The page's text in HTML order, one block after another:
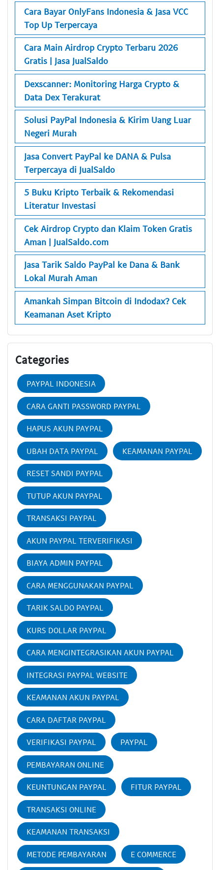
Cara Bayar OnlyFans Indonesia & Jasa VCC
Top Up Terpercaya
Cara Main Airdrop Crypto Terbaru 2026
Gratis | Jasa JualSaldo
Dexscanner: Monitoring Harga Crypto &
Data Dex Terakurat
Solusi PayPal Indonesia & Kirim Uang Luar
Negeri Murah
Jasa Convert PayPal ke DANA & Pulsa
Terpercaya di JualSaldo
5 Buku Kripto Terbaik & Rekomendasi
Literatur Investasi
Cek Airdrop Crypto dan Klaim Token Gratis
Aman | JualSaldo.com
Jasa Tarik Saldo PayPal ke Dana & Bank
Lokal Murah Aman
Amankah Simpan Bitcoin di Indodax? Cek
Keamanan Aset Kripto
Categories
PAYPAL INDONESIA
CARA GANTI PASSWORD PAYPAL
HAPUS AKUN PAYPAL
UBAH DATA PAYPAL KEAMANAN PAYPAL
RESET SANDI PAYPAL
TUTUP AKUN PAYPAL
TRANSAKSI PAYPAL
AKUN PAYPAL TERVERIFIKASI
BIAYA ADMIN PAYPAL
CARA MENGGUNAKAN PAYPAL
TARIK SALDO PAYPAL
KURS DOLLAR PAYPAL
CARA MENGINTEGRASIKAN AKUN PAYPAL
INTEGRASI PAYPAL WEBSITE
KEAMANAN AKUN PAYPAL
CARA DAFTAR PAYPAL
VERIFIKASI PAYPAL PAYPAL
PEMBAYARAN ONLINE
KEUNTUNGAN PAYPAL FITUR PAYPAL
TRANSAKSI ONLINE
KEAMANAN TRANSAKSI
METODE PEMBAYARAN E COMMERCE